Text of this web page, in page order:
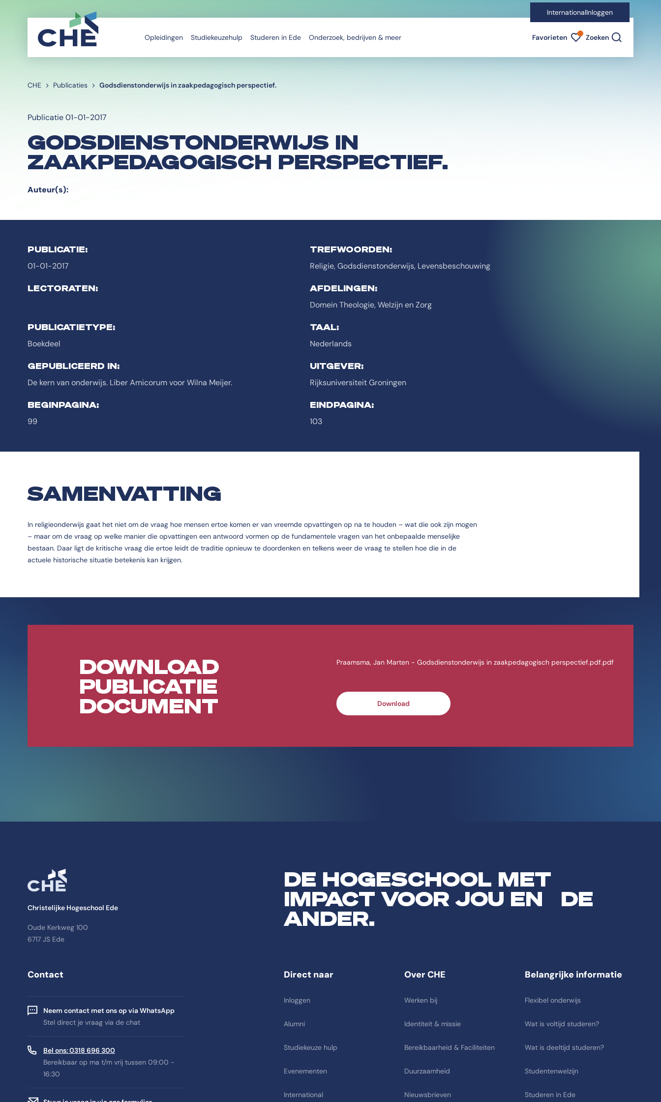
InternationalInloggen
Opleidingen Studiekeuzehulp Studeren in Ede Onderzoek, bedrijven & meer Favorieten Favorieten indicator
Zoeken
CHE Publicaties Godsdienstonderwijs in zaakpedagogisch perspectief.
Publicatie 01-01-2017
GODSDIENSTONDERWIJS IN
ZAAKPEDAGOGISCH PERSPECTIEF.
Auteur(s):
PUBLICATIE:
01-01-2017
TREFWOORDEN:
Religie, Godsdienstonderwijs, Levensbeschouwing
LECTORATEN:
AFDELINGEN:
Domein Theologie, Welzijn en Zorg
PUBLICATIETYPE:
Boekdeel
TAAL:
Nederlands
GEPUBLICEERD IN:
De kern van onderwijs. Liber Amicorum voor Wilna Meijer.
UITGEVER:
Rijksuniversiteit Groningen
BEGINPAGINA:
99
EINDPAGINA:
103
SAMENVATTING
In religieonderwijs gaat het niet om de vraag hoe mensen ertoe komen er van vreemde opvattingen op na te houden – wat die ook zijn mogen
– maar om de vraag op welke manier die opvattingen een antwoord vormen op de fundamentele vragen van het onbepaalde menselijke
bestaan. Daar ligt de kritische vraag die ertoe leidt de traditie opnieuw te doordenken en telkens weer de vraag te stellen hoe die in de
actuele historische situatie betekenis kan krijgen.
DOWNLOAD
PUBLICATIE
DOCUMENT
Praamsma, Jan Marten - Godsdienstonderwijs in zaakpedagogisch perspectief.pdf.pdf
Download
Christelijke Hogeschool Ede
Oude Kerkweg 100
6717 JS Ede
DE HOGESCHOOL MET
IMPACT VOOR JOU EN DE
ANDER.
Contact
Neem contact met ons op via WhatsApp
Stel direct je vraag via de chat
Bel ons: 0318 696 300
Bereikbaar op ma t/m vrij tussen 09:00 -
16:30
Direct naar
Inloggen
Alumni
Studiekeuze hulp
Evenementen
International
Over CHE
Werken bij
Identiteit & missie
Bereikbaarheid & Faciliteiten
Duurzaamheid
Nieuwsbrieven
Belangrijke informatie
Flexibel onderwijs
Wat is voltijd studeren?
Wat is deeltijd studeren?
Studentenwelzijn
Studeren in Ede